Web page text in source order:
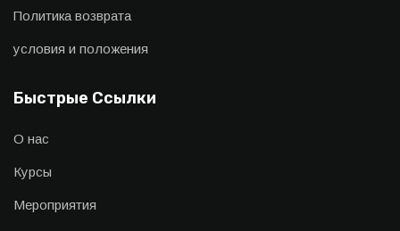
Политика возврата
условия и положения
Быстрые Ссылки
О нас
Курсы
Мероприятия